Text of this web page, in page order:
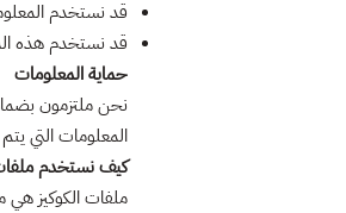
قد نستخدم
قد نستخدم هذه
حماية المعلومات
نحن ملتزمون
المعلومات التي
كيف نستخدم ملفات
ملفات الكوكيز